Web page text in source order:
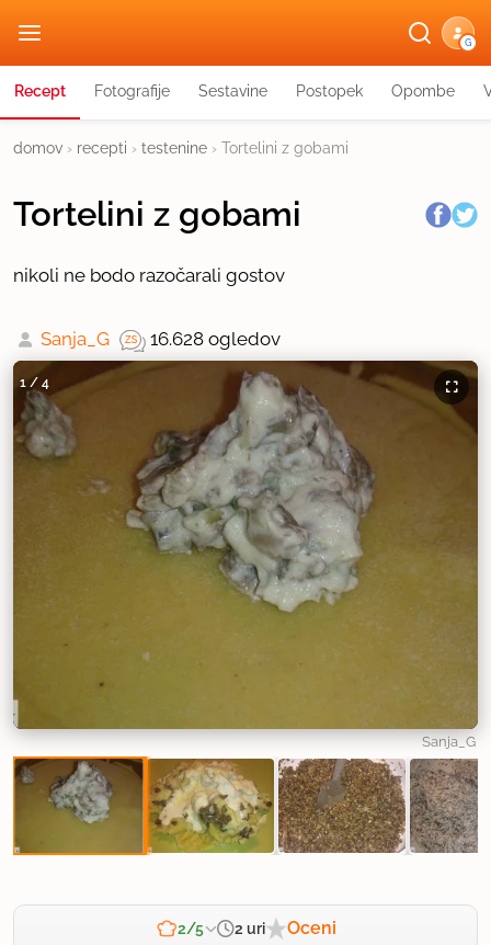
G
Recept Fotografije Sestavine Postopek Opombe
domov › recepti › testenine › Tortelini z gobami
Tortelini z gobami
nikoli ne bodo razočarali gostov
Sanja_G 16.628 ogledov
1/ 4
Sanja_G
2/5 2 uri Oceni